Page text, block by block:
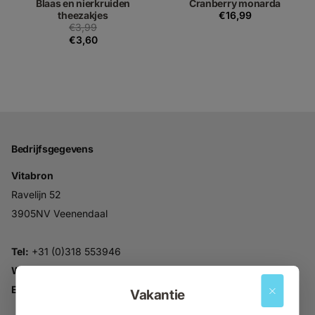
Vakantie
Blaas en nierkruiden
theezakjes
€3,99
€3,60
Cranberry monarda
€16,99
Bedrijfsgegevens
Vitabron
Ravelijn 52
3905NV Veenendaal
Tel: +31 (0)318 553946
Whatsapp:
Email: